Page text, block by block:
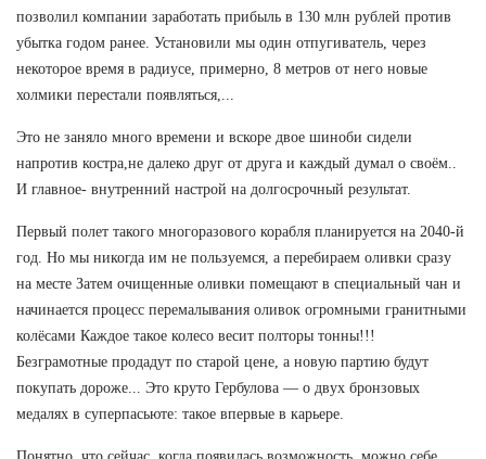
позволил компании заработать прибыль в 130 млн рублей против
убытка годом ранее. Установили мы один отпугиватель, через
некоторое время в радиусе, примерно, 8 метров от него новые
холмики перестали появляться,...
Это не заняло много времени и вскоре двое шиноби сидели
напротив костра,не далеко друг от друга и каждый думал о своём..
И главное- внутренний настрой на долгосрочный результат.
Первый полет такого многоразового корабля планируется на 2040-й
год. Но мы никогда им не пользуемся, а перебираем оливки сразу
на месте Затем очищенные оливки помещают в специальный чан и
начинается процесс перемалывания оливок огромными гранитными
колёсами Каждое такое колесо весит полторы тонны!!!
Безграмотные продадут по старой цене, а новую партию будут
покупать дороже... Это круто Гербулова — о двух бронзовых
медалях в суперпасьюте: такое впервые в карьере.